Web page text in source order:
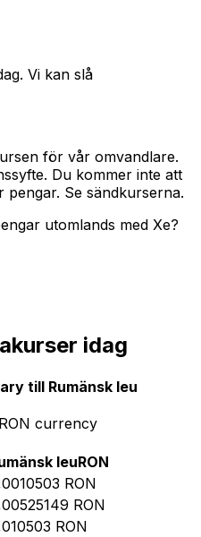
Vi kan slå
för vår omvandlare.
Du kommer inte att
pengar. Se sändkurserna.
utomlands med Xe?
idag
till Rumänsk leu
currency
leuRON
RON
RON
RON